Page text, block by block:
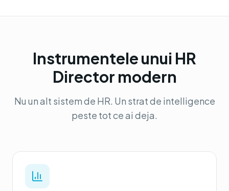
Instrumentele unui HR
Director modern
Nu un alt sistem de HR. Un strat de intelligence
peste tot ce ai deja.